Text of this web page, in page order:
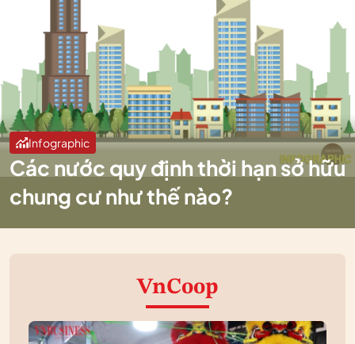
Infographic
Các nước quy định thời hạn sở hữu
chung cư như thế nào?
VnCoop